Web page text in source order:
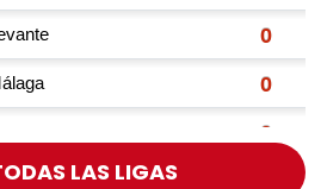
LAS LIGAS